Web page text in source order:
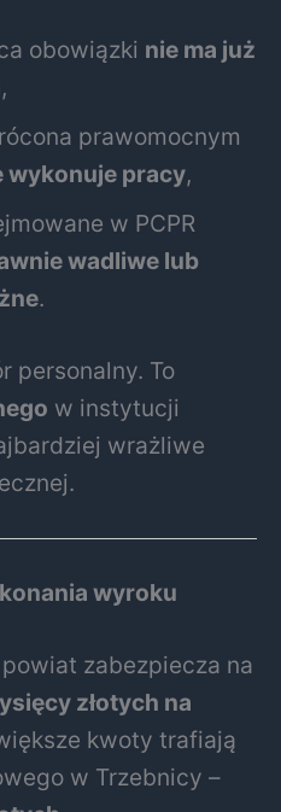
obowiązki nie ma już
,
prawomocnym
wykonuje pracy,
w PCPR
wadliwe lub
.
personalny. To
w instytucji
wrażliwe
wyroku
zabezpiecza na
złotych na
kwoty trafiają
w Trzebnicy –